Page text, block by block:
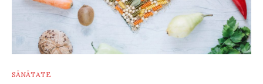
SĂNĂTATE